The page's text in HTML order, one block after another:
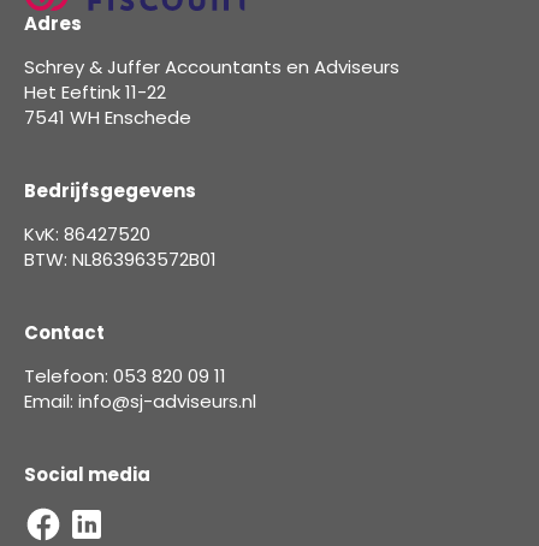
Adres
Schrey & Juffer Accountants en Adviseurs
Het Eeftink 11-22
7541 WH Enschede
Bedrijfsgegevens
KvK: 86427520
BTW: NL863963572B01
Contact
Telefoon: 053 820 09 11
Email: info@sj-adviseurs.nl
Social media